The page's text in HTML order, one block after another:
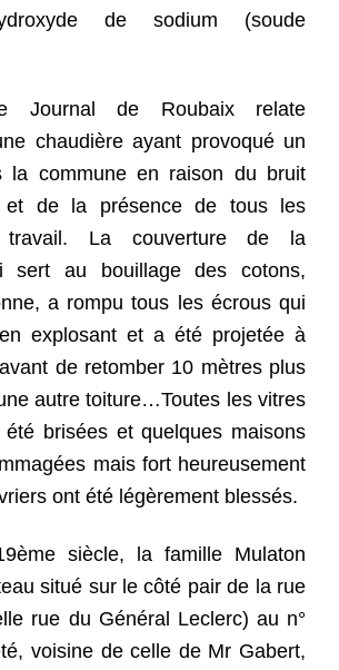
de sodium (soude
Journal de Roubaix relate
chaudière ayant provoqué un
la commune en raison du bruit
et de la présence de tous les
travail. La couverture de la
sert au bouillage des cotons,
a rompu tous les écrous qui
explosant et a été projetée à
de retomber 10 mètres plus
autre toiture…Toutes les vitres
été brisées et quelques maisons
mais fort heureusement
ont été légèrement blessés.
siècle, la famille Mulaton
situé sur le côté pair de la rue
rue du Général Leclerc) au n°
voisine de celle de Mr Gabert,